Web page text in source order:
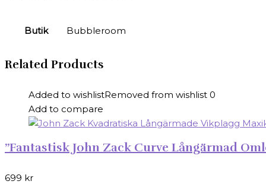
Butik Bubbleroom
Related Products
Added to wishlistRemoved from wishlist 0
Add to compare
”Fantastisk John Zack Curve Långärmad
699 kr